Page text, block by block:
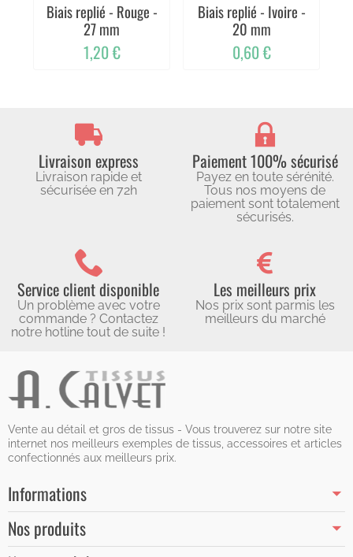
Biais replié - Rouge -
27 mm
1,20 €
Biais replié - Ivoire -
20 mm
0,60 €
Livraison express
Livraison rapide et
sécurisée en 72h
Paiement 100% sécurisé
Payez en toute sérénité.
Tous nos moyens de
paiement sont totalement
sécurisés.
Service client disponible
Un problème avec votre
commande ? Contactez
notre hotline tout de suite !
Les meilleurs prix
Nos prix sont parmis les
meilleurs du marché
Vente au détail et gros de tissus - Vous trouverez sur notre site
internet nos meilleurs exemples de tissus, accessoires et articles
confectionnés aux meilleurs prix.
Informations
Nos produits